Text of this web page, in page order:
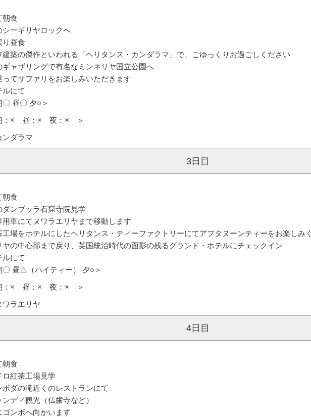
朝食
シーギリヤロックへ
り昼食
建築の傑作といわれる「ヘリタンス・カンダラマ」で、ごゆっくりお過ごしください
ギャザリングで有名なミンネリヤ国立公園へ
ってサファリをお楽しみいただきます
ルにて
〇 昼〇 夕○＞
：× 昼：× 夜：× ＞
ンダラマ
3日目
朝食
ダンブッラ石窟寺院見学
用車にてヌワラエリヤまで移動します
工場をホテルにしたヘリタンス・ティーファクトリーにてアフタヌーンティーをお楽しみ
ヤの中心部まで戻り、英国統治時代の面影の残るグランド・ホテルにチェックイン
ルにて
〇 昼△（ハイティー） 夕○＞
：× 昼：× 夜：× ＞
ワラエリヤ
4日目
朝食
ロ紅茶工場見学
ボダの滝近くのレストランにて
ディ観光（仏歯寺など）
ゴンボへ向かいます